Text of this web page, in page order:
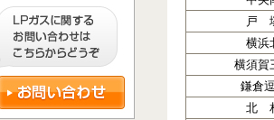
戸
横浜
横須賀
鎌倉
北